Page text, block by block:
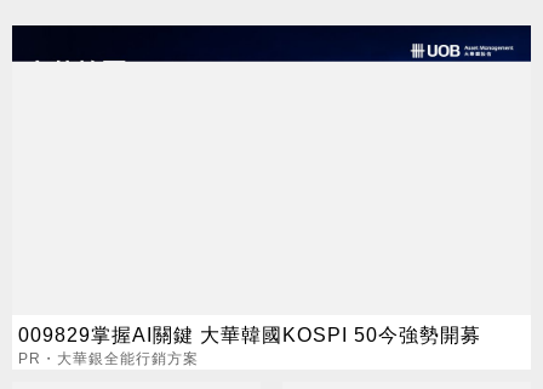
009829掌握AI關鍵 大華韓國KOSPI 50今強勢開募
PR・大華銀全能行銷方案